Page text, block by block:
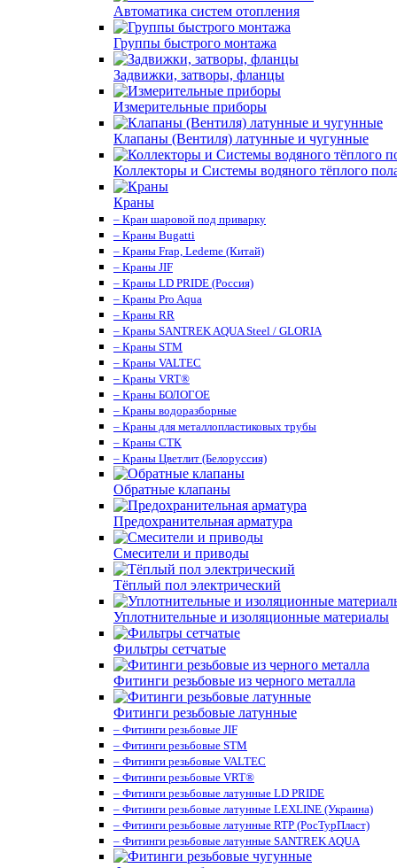
Автоматика систем отопления
Группы быстрого монтажа
Задвижки, затворы, фланцы
Измерительные приборы
Клапаны (Вентиля) латунные и чугунные
Коллекторы и Системы водяного тёплого
Краны
– Кран шаровой под приварку
– Краны Bugatti
– Краны Frap, Ledeme (Китай)
– Краны JIF
– Краны LD PRIDE (Россия)
– Краны Pro Aqua
– Краны RR
– Краны SANTREK AQUA Steel / GLORIA
– Краны STM
– Краны VALTEC
– Краны VRT®
– Краны БОЛОГОЕ
– Краны водоразборные
– Краны для металлопластиковых трубы
– Краны СТК
– Краны Цветлит (Белоруссия)
Обратные клапаны
Предохранительная арматура
Смесители и приводы
Тёплый пол электрический
Уплотнительные и изоляционные материалы
Фильтры сетчатые
Фитинги резьбовые из черного металла
Фитинги резьбовые латунные
– Фитинги резьбовые JIF
– Фитинги резьбовые STM
– Фитинги резьбовые VALTEC
– Фитинги резьбовые VRT®
– Фитинги резьбовые латунные LD PRIDE
– Фитинги резьбовые латунные LEXLINE (Украина)
– Фитинги резьбовые латунные RTP (РосТурПласт)
– Фитинги резьбовые латунные SANTREK AQUA